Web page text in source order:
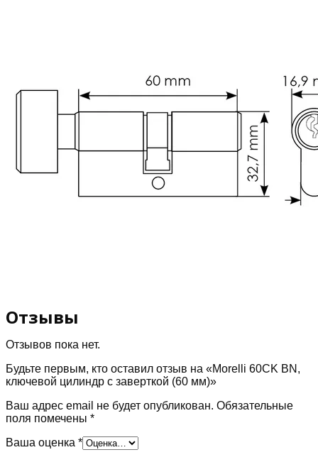
Отзывы
Отзывов пока нет.
Будьте первым, кто оставил отзыв на «Morelli 60CK BN,
ключевой цилиндр с заверткой (60 мм)»
Ваш адрес email не будет опубликован. Обязательные
поля помечены *
Ваша оценка *